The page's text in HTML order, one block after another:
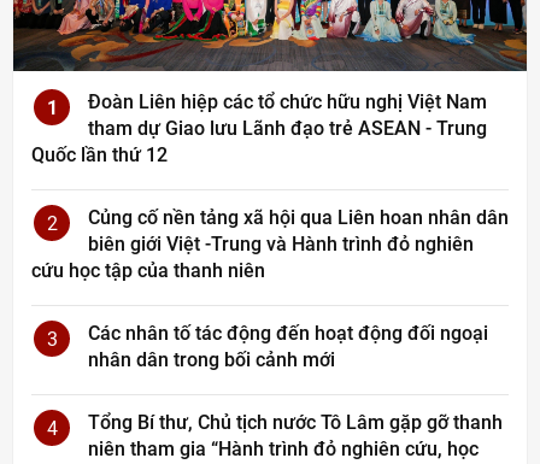
1
Đoàn Liên hiệp các tổ chức hữu nghị Việt Nam
tham dự Giao lưu Lãnh đạo trẻ ASEAN - Trung
Quốc lần thứ 12
2
Củng cố nền tảng xã hội qua Liên hoan nhân dân
biên giới Việt -Trung và Hành trình đỏ nghiên
cứu học tập của thanh niên
3
Các nhân tố tác động đến hoạt động đối ngoại
nhân dân trong bối cảnh mới
4
Tổng Bí thư, Chủ tịch nước Tô Lâm gặp gỡ thanh
niên tham gia “Hành trình đỏ nghiên cứu, học